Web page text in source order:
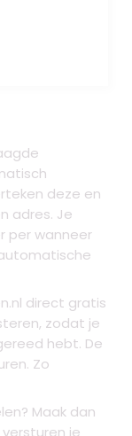
deze en
adres. Je
per wanneer
direct gratis
zodat je
hebt. De
Zo
Maak dan
je